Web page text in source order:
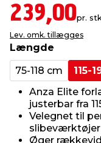
& ukrudt
& syltning
239,00pr.
Lev. omk. tillægges
Længde
75-118 cm
115-
Anza Elite
justerbar fra
Velegnet til
Øger